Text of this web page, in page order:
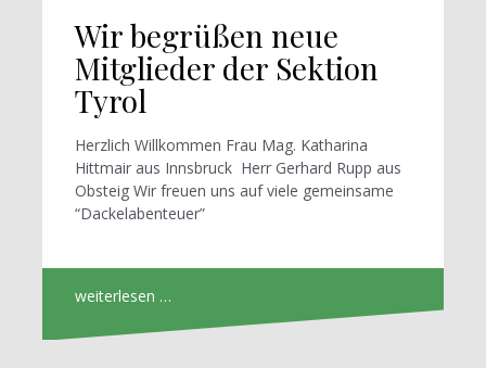
Wir begrüßen neue
Mitglieder der Sektion
Tyrol
Herzlich Willkommen Frau Mag. Katharina
Hittmair aus Innsbruck Herr Gerhard Rupp aus
Obsteig Wir freuen uns auf viele gemeinsame
“Dackelabenteuer”
weiterlesen …